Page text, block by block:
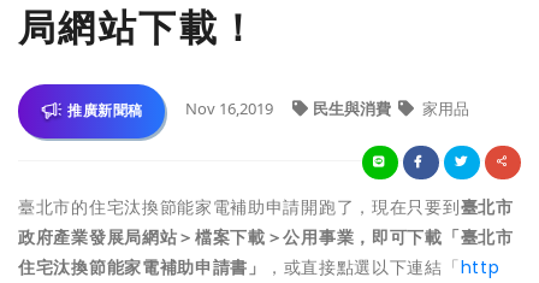
局網站下載！
推廣新聞稿 Nov 16,2019 民生與消費 家用品
臺北市的住宅汰換節能家電補助申請開跑了，現在只要到臺北市
政府產業發展局網站＞檔案下載＞公用事業，即可下載「臺北市
住宅汰換節能家電補助申請書」
，或直接點選以下連結「http